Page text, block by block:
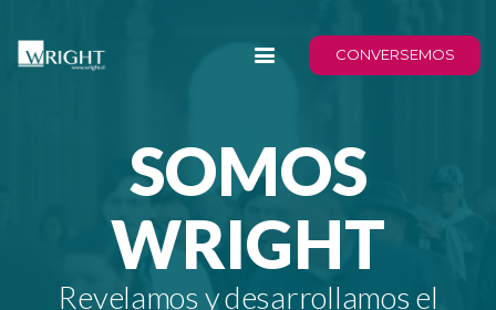
CONVERSEMOS
SOMOS
WRIGHT
Revelamos y desarrollamos el